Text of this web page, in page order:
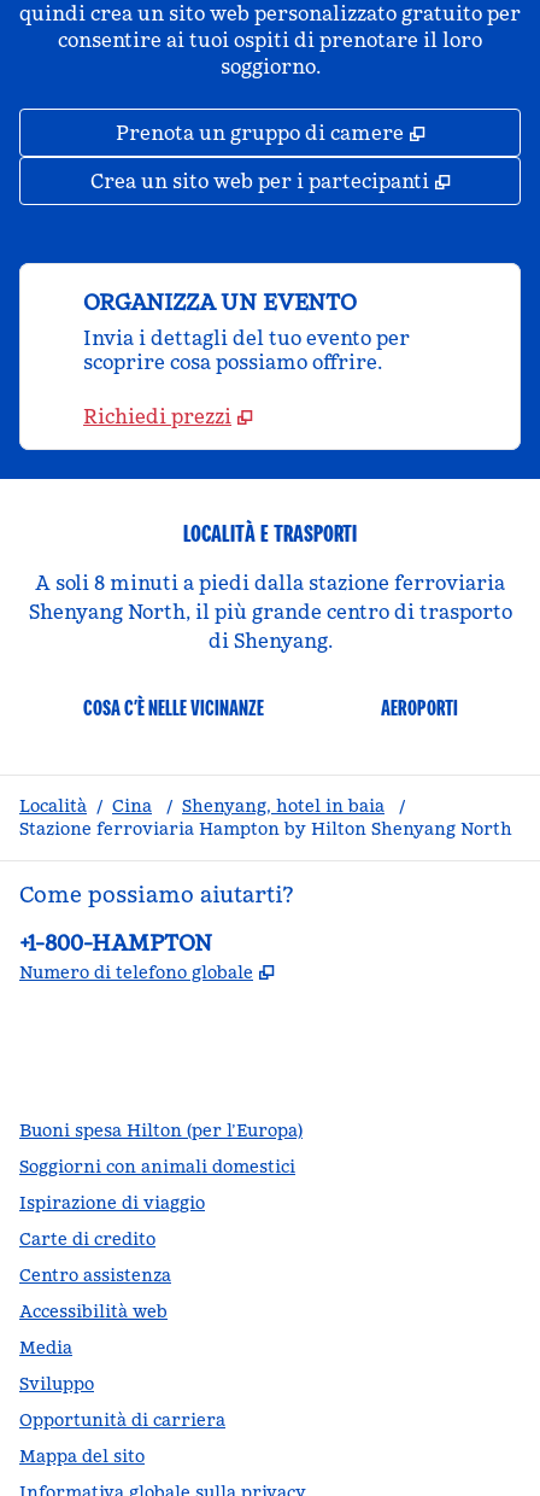
quindi crea un sito web personalizzato gratuito per
consentire ai tuoi ospiti di prenotare il loro
soggiorno.
Prenota un gruppo di camere ,
Crea un sito web per i partecipanti ,
ORGANIZZA UN EVENTO
Invia i dettagli del tuo evento per
scoprire cosa possiamo offrire.
Richiedi prezzi
LOCALITÀ E TRASPORTI
A soli 8 minuti a piedi dalla stazione ferroviaria
Shenyang North, il più grande centro di trasporto
di Shenyang.
COSA C’È NELLE VICINANZE AEROPORTI
Località / Cina / Shenyang, hotel in baia
/
Stazione ferroviaria Hampton by Hilton Shenyang North
Come possiamo aiutarti?
Telefono:
+1-800-HAMPTON
Numero di telefono globale ,
Buoni spesa Hilton (per l’Europa)
Soggiorni con animali domestici
Ispirazione di viaggio
Carte di credito
Centro assistenza
Accessibilità web
Media
Sviluppo
Opportunità di carriera
Mappa del sito